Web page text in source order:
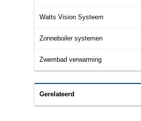
Watts Vision Systeem
Zonneboiler systemen
Zwembad verwarming
Gerelateerd